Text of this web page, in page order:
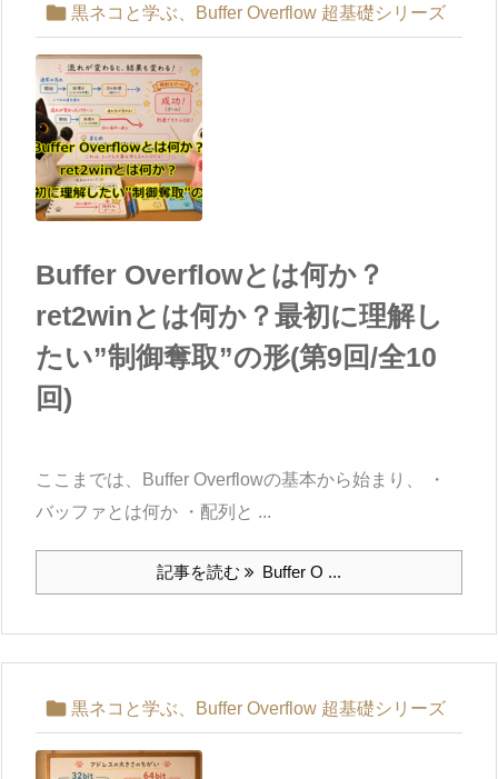
 黒ネコと学ぶ、Buffer Overflow 超基礎シリーズ
Buffer Overflowとは何か？
ret2winとは何か？最初に理解し
たい”制御奪取”の形(第9回/全10
回)
ここまでは、Buffer Overflowの基本から始まり、 ・
バッファとは何か ・配列と ...
記事を読む Buffer O ...
 黒ネコと学ぶ、Buffer Overflow 超基礎シリーズ